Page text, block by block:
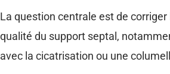
La question centrale est de
qualité du support septal,
avec la cicatrisation ou une